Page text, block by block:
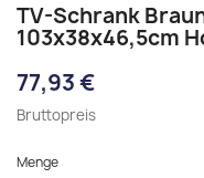
TV-Schrank
103x38x46,5cm
77,93 €
Bruttopreis
Menge